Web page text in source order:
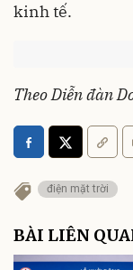
kinh tế.
Theo Diễn đàn
điện mặt trời
BÀI LIÊN